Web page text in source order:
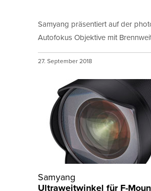
Samyang präsentiert auf der
Autofokus Objektive mit
27. September 2018
Samyang
Ultraweitwinkel für F-